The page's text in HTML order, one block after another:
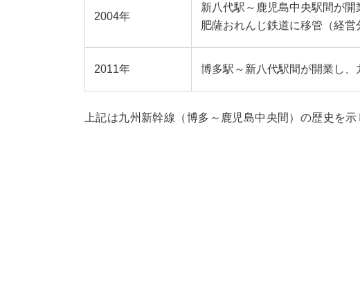
2004年
新八代駅～鹿児島中央駅間が
肥薩おれんじ鉄道に移管（経営
2011年 博多駅～新八代駅間が開業し、
上記は九州新幹線（博多～鹿児島中央間）の歴史を示